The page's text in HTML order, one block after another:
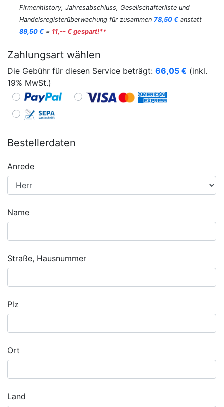
Firmenhistory, Jahresabschluss, Gesellschafterliste und
Handelsregisterüberwachung für zusammen 78,50 € anstatt
89,50 € = 11,-- € gespart!**
Zahlungsart wählen
Die Gebühr für diesen Service beträgt: 66,05 € (inkl.
19% MwSt.)
Bestellerdaten
Anrede
Name
Straße, Hausnummer
Plz
Ort
Land